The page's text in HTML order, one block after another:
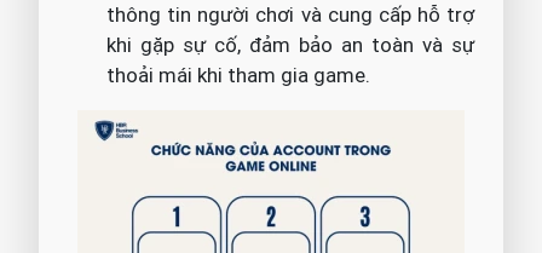
thông tin người chơi và cung cấp hỗ trợ
khi gặp sự cố, đảm bảo an toàn và sự
thoải mái khi tham gia game.